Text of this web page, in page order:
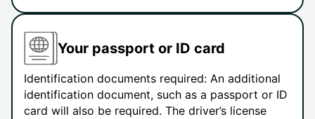
Your passport or ID card
Identification documents required: An additional
identification document, such as a passport or ID
card will also be required. The driver’s license